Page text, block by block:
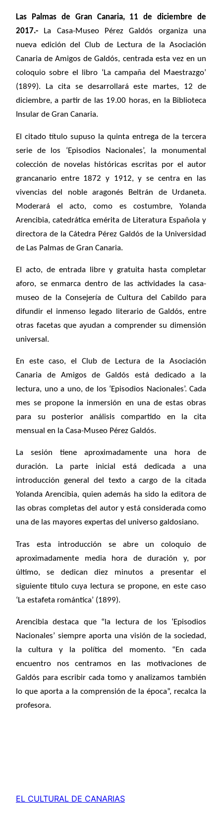
Las Palmas de Gran Canaria, 11 de diciembre de
2017.- La Casa-Museo Pérez Galdós organiza una
nueva edición del Club de Lectura de la Asociación
Canaria de Amigos de Galdós, centrada esta vez en un
coloquio sobre el libro ‘La campaña del Maestrazgo’
(1899). La cita se desarrollará este martes, 12 de
diciembre, a partir de las 19.00 horas, en la Biblioteca
Insular de Gran Canaria.
El citado título supuso la quinta entrega de la tercera
serie de los ‘Episodios Nacionales’, la monumental
colección de novelas históricas escritas por el autor
grancanario entre 1872 y 1912, y se centra en las
vivencias del noble aragonés Beltrán de Urdaneta.
Moderará el acto, como es costumbre, Yolanda
Arencibia, catedrática emérita de Literatura Española y
directora de la Cátedra Pérez Galdós de la Universidad
de Las Palmas de Gran Canaria.
El acto, de entrada libre y gratuita hasta completar
aforo, se enmarca dentro de las actividades la casa-
museo de la Consejería de Cultura del Cabildo para
difundir el inmenso legado literario de Galdós, entre
otras facetas que ayudan a comprender su dimensión
universal.
En este caso, el Club de Lectura de la Asociación
Canaria de Amigos de Galdós está dedicado a la
lectura, uno a uno, de los ‘Episodios Nacionales’. Cada
mes se propone la inmersión en una de estas obras
para su posterior análisis compartido en la cita
mensual en la Casa-Museo Pérez Galdós.
La sesión tiene aproximadamente una hora de
duración. La parte inicial está dedicada a una
introducción general del texto a cargo de la citada
Yolanda Arencibia, quien además ha sido la editora de
las obras completas del autor y está considerada como
una de las mayores expertas del universo galdosiano.
Tras esta introducción se abre un coloquio de
aproximadamente media hora de duración y, por
último, se dedican diez minutos a presentar el
siguiente título cuya lectura se propone, en este caso
‘La estafeta romántica’ (1899).
Arencibia destaca que “la lectura de los ‘Episodios
Nacionales’ siempre aporta una visión de la sociedad,
la cultura y la política del momento. “En cada
encuentro nos centramos en las motivaciones de
Galdós para escribir cada tomo y analizamos también
lo que aporta a la comprensión de la época”, recalca la
profesora.
EL CULTURAL DE CANARIAS